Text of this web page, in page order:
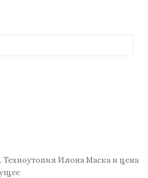
Илона Маска и цена